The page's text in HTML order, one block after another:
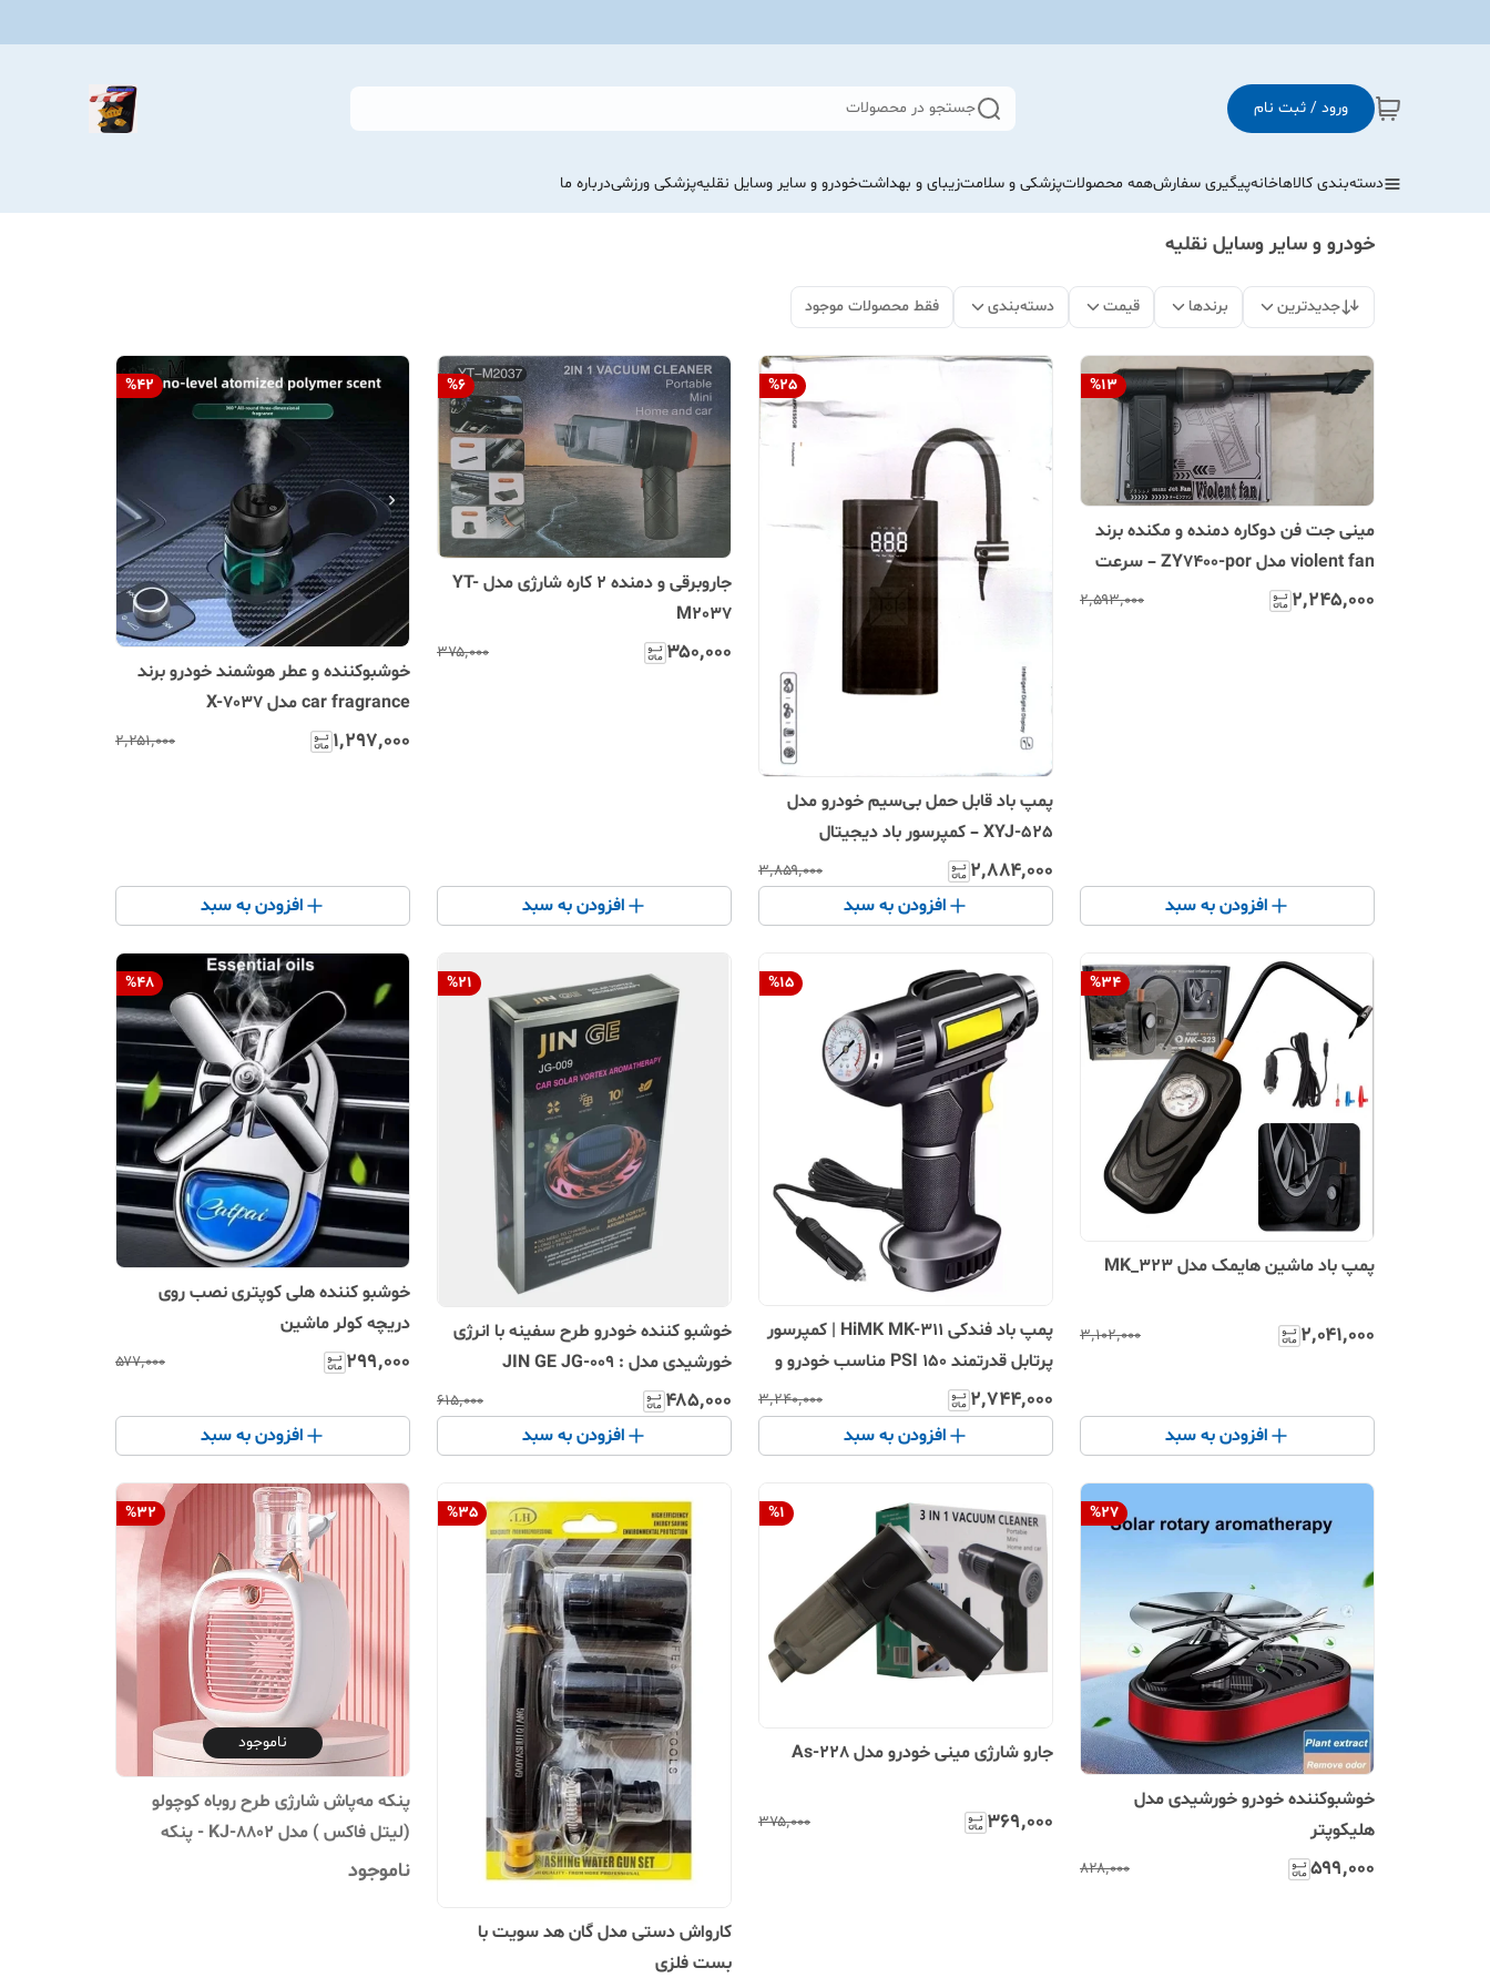
ورود / ثبت نام جستجو در محصولات
دسته‌بندی کالاهاخانهپیگیری سفارشهمه محصولاتپزشکی و سلامتزیبای و بهداشتخودرو و سایر وسایل نقلیهپزشکی ورزشیدرباره ما
خودرو و سایر وسایل نقلیه
جدیدترین برندها قیمت دسته‌بندی فقط محصولات موجود
%13
مینی جت فن دوکاره دمنده و مکنده برند
violent fan مدل ZY7400-por – سرعت
۱۳۰,۰۰۰ دور
۲٬۲۴۵٬۰۰۰ ۲٬۵۹۳٬۰۰۰
افزودن به سبد
%25
پمپ باد قابل حمل بی‌سیم خودرو مدل
XYJ-525 – کمپرسور باد دیجیتال
هوشمند با حداکثر فشار ۱۵۰PSI و صفحه
نمایشگر
۲٬۸۸۴٬۰۰۰ ۳٬۸۵۹٬۰۰۰
افزودن به سبد
%6
جاروبرقی و دمنده ۲ کاره شارژی مدل YT-
M2037
۳۵۰٬۰۰۰ ۳۷۵٬۰۰۰
افزودن به سبد
%42
خوشبوکننده و عطر هوشمند خودرو برند
car fragrance مدل X-7037
۱٬۲۹۷٬۰۰۰ ۲٬۲۵۱٬۰۰۰
افزودن به سبد
%34
پمپ باد ماشین هایمک مدل MK_323
۲٬۰۴۱٬۰۰۰ ۳٬۱۰۲٬۰۰۰
افزودن به سبد
%15
پمپ باد فندکی HiMK MK-311 | کمپرسور
پرتابل قدرتمند 150 PSI مناسب خودرو و
موتور
۲٬۷۴۴٬۰۰۰ ۳٬۲۴۰٬۰۰۰
افزودن به سبد
%21
خوشبو کننده خودرو طرح سفینه با انرژی
خورشیدی مدل : JIN GE JG-009
۴۸۵٬۰۰۰ ۶۱۵٬۰۰۰
افزودن به سبد
%48
خوشبو کننده هلی کوپتری نصب روی
دریچه کولر ماشین
۲۹۹٬۰۰۰ ۵۷۷٬۰۰۰
افزودن به سبد
%27
خوشبوکننده خودرو خورشیدی مدل
هلیکوپتر
۵۹۹٬۰۰۰ ۸۲۸٬۰۰۰
%1
جارو شارژی مینی خودرو مدل As-228
۳۶۹٬۰۰۰ ۳۷۵٬۰۰۰
%35
کارواش دستی مدل گان هد سویت با
بست فلزی
%32
ناموجود
پنکه مه‌پاش شارژی طرح روباه کوچولو
(لیتل فاکس ) مدل KJ-8802 - پنکه
خنک‌کننده قابل حمل با مخزن آب و پاشش
ناموجود